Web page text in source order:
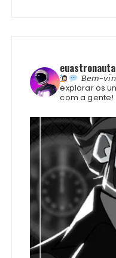
euastronauta
𝘉𝘦𝘮-
explorar os
com a gente!